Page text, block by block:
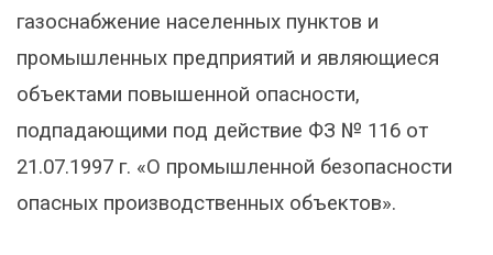
газоснабжение населенных пунктов и
промышленных предприятий и являющиеся
объектами повышенной опасности,
подпадающими под действие ФЗ № 116 от
21.07.1997 г. «О промышленной безопасности
опасных производственных объектов».